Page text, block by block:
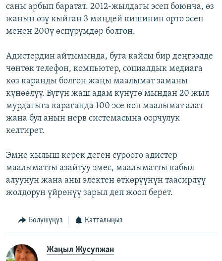
саны арбып баратат. 2012-жылдагы эсеп боюнча, өз
жанын өзү кыйган 3 миңдей кишинин орто эсеп
менен 200ү өспүрүмдөр болгон.
Адистердин айтымында, буга кайсы бир деңгээлде
чөнтөк телефон, компьютер, социалдык медиага
көз каранды болгон жаңы маалымат заманы
күнөөлүү. Бүгүн жаш адам күнүгө мындан 20 жыл
мурдагыга караганда 100 эсе көп маалымат алат
жана бул анын нерв системасына оорчулук
келтирет.
Эмне кылыш керек деген суроого адистер
маалыматты азайтуу эмес, маалыматты кабыл
алуунун жана аны электен өткөрүүнүн таасирлүү
жолдорун үйрөнүү зарыл деп жооп берет.
Бөлүшүңүз Катталыңыз
Жаңыл Жусупжан